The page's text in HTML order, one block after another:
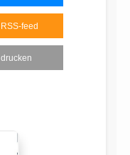
RSS-feed
drucken